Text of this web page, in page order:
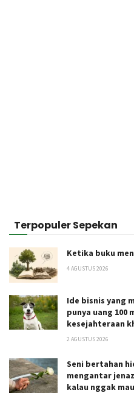
Terpopuler Sepekan
Ketika buku
4 AGUSTUS 2026
Ide bisnis yang
punya uang 100
kesejahteraan
2 AGUSTUS 2026
Seni bertahan
mengantar
kalau nggak